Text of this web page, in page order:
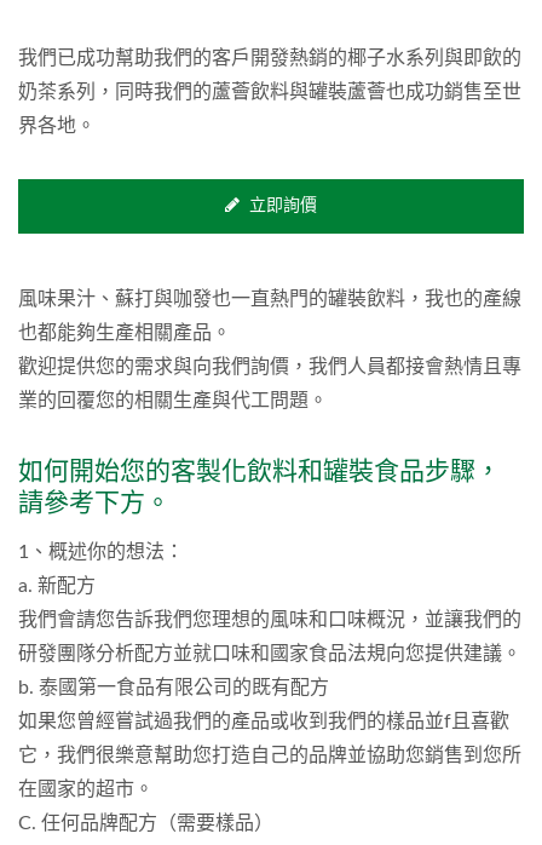
我們已成功幫助我們的客戶開發熱銷的椰子水系列與即飲的
奶茶系列，同時我們的蘆薈飲料與罐裝蘆薈也成功銷售至世
界各地。
立即詢價
風味果汁、蘇打與咖發也一直熱門的罐裝飲料，我也的產線
也都能夠生產相關產品。
歡迎提供您的需求與向我們詢價，我們人員都接會熱情且專
業的回覆您的相關生產與代工問題。
如何開始您的客製化飲料和罐裝食品步驟，
請參考下方。
1、概述你的想法：
a. 新配方
我們會請您告訴我們您理想的風味和口味概況，並讓我們的
研發團隊分析配方並就口味和國家食品法規向您提供建議。
b. 泰國第一食品有限公司的既有配方
如果您曾經嘗試過我們的產品或收到我們的樣品並f且喜歡
它，我們很樂意幫助您打造自己的品牌並協助您銷售到您所
在國家的超市。
C. 任何品牌配方（需要樣品）